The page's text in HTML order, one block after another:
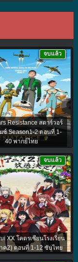
Resistance สตาร์วอร์
นซ์ Season1-2 ตอนที่ 1-
40 พากย์ไทย
จบแล้ว
XX โคตรเซียนโรงเรียน
ค2) ตอนที่ 1-12 ซับไทย
จบแล้ว